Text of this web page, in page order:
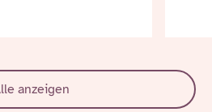
anzeigen